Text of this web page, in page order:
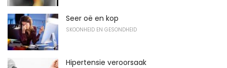
Seer oë en kop
SKOONHEID EN GESONDHEID
Hipertensie veroorsaak